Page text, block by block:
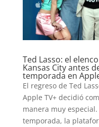
Ted Lasso: el
Kansas City antes
temporada en
El regreso de Ted
Apple TV+ decidió
manera muy
temporada, la